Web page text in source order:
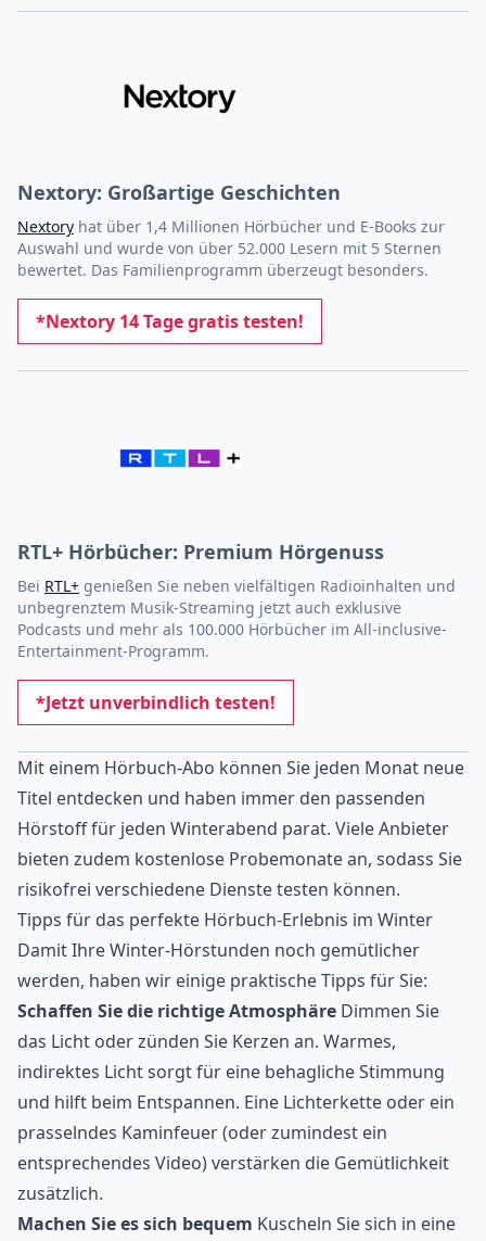
Nextory: Großartige Geschichten
Nextory hat über 1,4 Millionen Hörbücher und E-Books zur
Auswahl und wurde von über 52.000 Lesern mit 5 Sternen
bewertet. Das Familienprogramm überzeugt besonders.
*Nextory 14 Tage gratis testen!
RTL+ Hörbücher: Premium Hörgenuss
Bei RTL+ genießen Sie neben vielfältigen Radioinhalten und
unbegrenztem Musik-Streaming jetzt auch exklusive
Podcasts und mehr als 100.000 Hörbücher im All-inclusive-
Entertainment-Programm.
*Jetzt unverbindlich testen!
Mit einem Hörbuch-Abo können Sie jeden Monat neue
Titel entdecken und haben immer den passenden
Hörstoff für jeden Winterabend parat. Viele Anbieter
bieten zudem kostenlose Probemonate an, sodass Sie
risikofrei verschiedene Dienste testen können.
Tipps für das perfekte Hörbuch-Erlebnis im Winter
Damit Ihre Winter-Hörstunden noch gemütlicher
werden, haben wir einige praktische Tipps für Sie:
Schaffen Sie die richtige Atmosphäre Dimmen Sie
das Licht oder zünden Sie Kerzen an. Warmes,
indirektes Licht sorgt für eine behagliche Stimmung
und hilft beim Entspannen. Eine Lichterkette oder ein
prasselndes Kaminfeuer (oder zumindest ein
entsprechendes Video) verstärken die Gemütlichkeit
zusätzlich.
Machen Sie es sich bequem Kuscheln Sie sich in eine